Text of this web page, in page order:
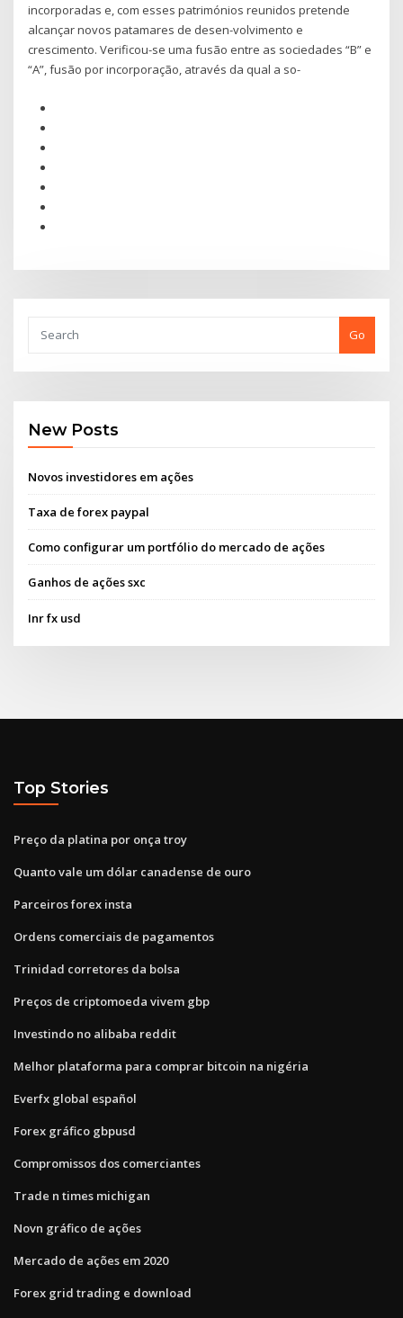
incorporadas e, com esses patrimónios reunidos pretende
alcançar novos patamares de desen-volvimento e
crescimento. Verificou-se uma fusão entre as sociedades “B” e
“A”, fusão por incorporação, através da qual a so-
Go
New Posts
Novos investidores em ações
Taxa de forex paypal
Como configurar um portfólio do mercado de ações
Ganhos de ações sxc
Inr fx usd
Top Stories
Preço da platina por onça troy
Quanto vale um dólar canadense de ouro
Parceiros forex insta
Ordens comerciais de pagamentos
Trinidad corretores da bolsa
Preços de criptomoeda vivem gbp
Investindo no alibaba reddit
Melhor plataforma para comprar bitcoin na nigéria
Everfx global español
Forex gráfico gbpusd
Compromissos dos comerciantes
Trade n times michigan
Novn gráfico de ações
Mercado de ações em 2020
Forex grid trading e download